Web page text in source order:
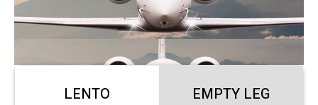
LENTO EMPTY LEG